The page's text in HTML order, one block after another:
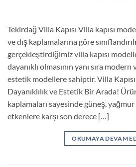
Tekirdağ Villa Kapısı Villa kapısı
ve dış kaplamalarına göre
gerçekleştirdiğimiz villa kapısı
dayanıklı olmasının yanı sıra
estetik modellere sahiptir. Villa
Dayanıklılık ve Estetik Bir Arada!
kaplamaları sayesinde güneş, yağmur
etkenlere karşı son derece […]
OKUMAYA DEVAM